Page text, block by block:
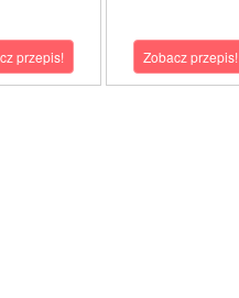
przepis! Zobacz przepis!